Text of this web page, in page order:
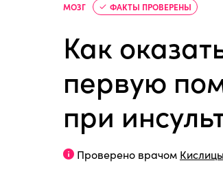
МОЗГ ФАКТЫ ПРОВЕРЕНЫ
Как
первую
при
Проверено врачом